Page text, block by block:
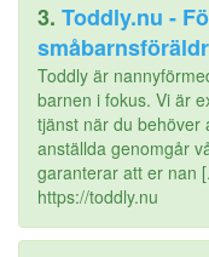
3. Toddly.nu -
Toddly är
barnen i fokus. Vi är
tjänst när du behöver
anställda genomgår
garanterar att er nan
https://toddly.nu